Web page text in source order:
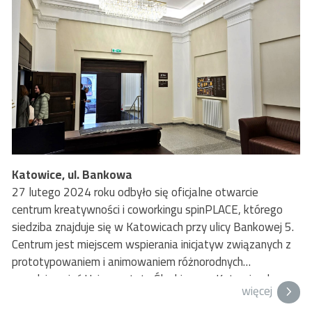
Katowice, ul. Bankowa
27 lutego 2024 roku odbyło się oficjalne otwarcie
centrum kreatywności i coworkingu spinPLACE, którego
siedziba znajduje się w Katowicach przy ulicy Bankowej 5.
Centrum jest miejscem wspierania inicjatyw związanych z
prototypowaniem i animowaniem różnorodnych
przedsięwzięć Uniwersytetu Śląskiego w Katowicach,
zwłaszcza w zakresie współpracy z otoczeniemwięcej